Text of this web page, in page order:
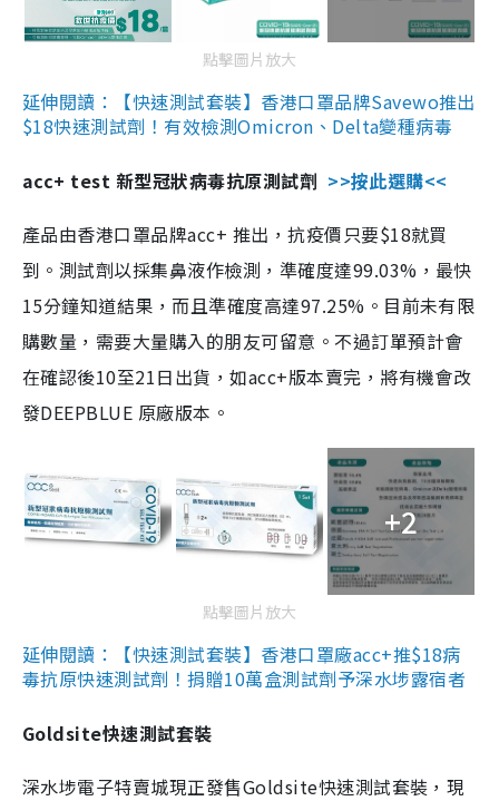
點擊圖片放大
延伸閱讀：【快速測試套裝】香港口罩品牌Savewo推出
$18快速測試劑！有效檢測Omicron、Delta變種病毒
acc+ test 新型冠狀病毒抗原測試劑 >>按此選購<<
產品由香港口罩品牌acc+ 推出，抗疫價只要$18就買
到。測試劑以採集鼻液作檢測，準確度達99.03%，最快
15分鐘知道結果，而且準確度高達97.25%。目前未有限
購數量，需要大量購入的朋友可留意。不過訂單預計會
在確認後10至21日出貨，如acc+版本賣完，將有機會改
發DEEPBLUE 原廠版本。
+2
點擊圖片放大
延伸閱讀：【快速測試套裝】香港口罩廠acc+推$18病
毒抗原快速測試劑！捐贈10萬盒測試劑予深水埗露宿者
Goldsite快速測試套裝
深水埗電子特賣城現正發售Goldsite快速測試套裝，現